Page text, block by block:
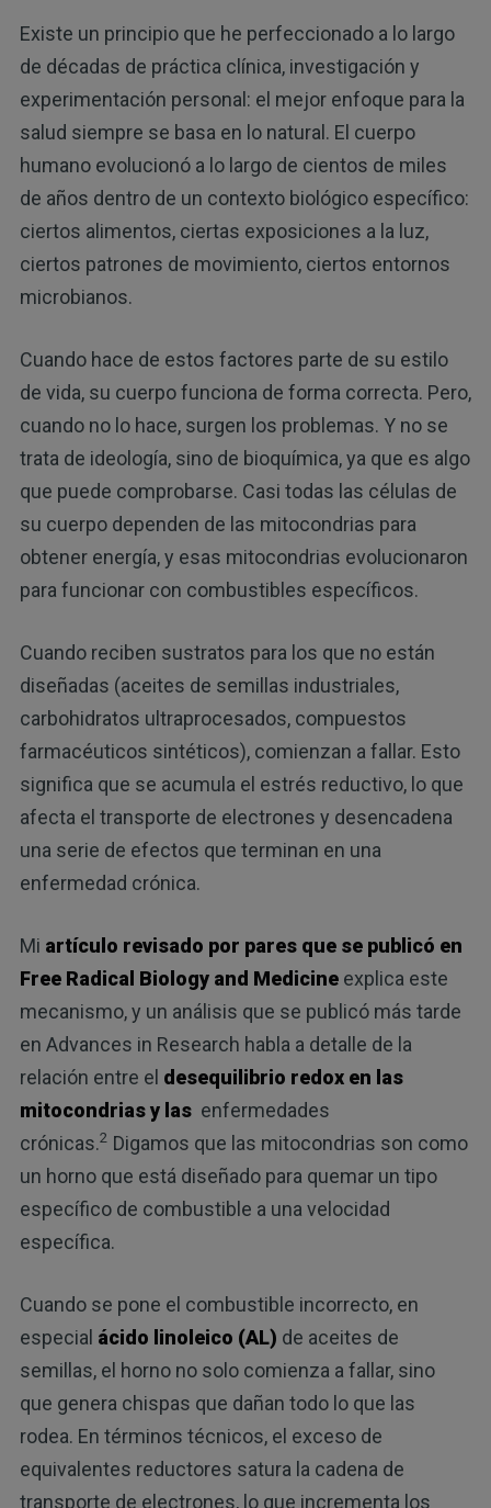
Existe un principio que he perfeccionado a lo largo
de décadas de práctica clínica, investigación y
experimentación personal: el mejor enfoque para la
salud siempre se basa en lo natural. El cuerpo
humano evolucionó a lo largo de cientos de miles
de años dentro de un contexto biológico específico:
ciertos alimentos, ciertas exposiciones a la luz,
ciertos patrones de movimiento, ciertos entornos
microbianos.
Cuando hace de estos factores parte de su estilo
de vida, su cuerpo funciona de forma correcta. Pero,
cuando no lo hace, surgen los problemas. Y no se
trata de ideología, sino de bioquímica, ya que es algo
que puede comprobarse. Casi todas las células de
su cuerpo dependen de las mitocondrias para
obtener energía, y esas mitocondrias evolucionaron
para funcionar con combustibles específicos.
Cuando reciben sustratos para los que no están
diseñadas (aceites de semillas industriales,
carbohidratos ultraprocesados, compuestos
farmacéuticos sintéticos), comienzan a fallar. Esto
significa que se acumula el estrés reductivo, lo que
afecta el transporte de electrones y desencadena
una serie de efectos que terminan en una
enfermedad crónica.
Mi artículo revisado por pares que se publicó en
Free Radical Biology and Medicineexplica este
mecanismo, y un análisis que se publicó más tarde
en Advances in Research habla a detalle de la
relación entre el desequilibrio redox en las
mitocondrias y las enfermedades
crónicas.2 Digamos que las mitocondrias son como
un horno que está diseñado para quemar un tipo
específico de combustible a una velocidad
específica.
Cuando se pone el combustible incorrecto, en
especial ácido linoleico (AL) de aceites de
semillas, el horno no solo comienza a fallar, sino
que genera chispas que dañan todo lo que las
rodea. En términos técnicos, el exceso de
equivalentes reductores satura la cadena de
transporte de electrones, lo que incrementa los